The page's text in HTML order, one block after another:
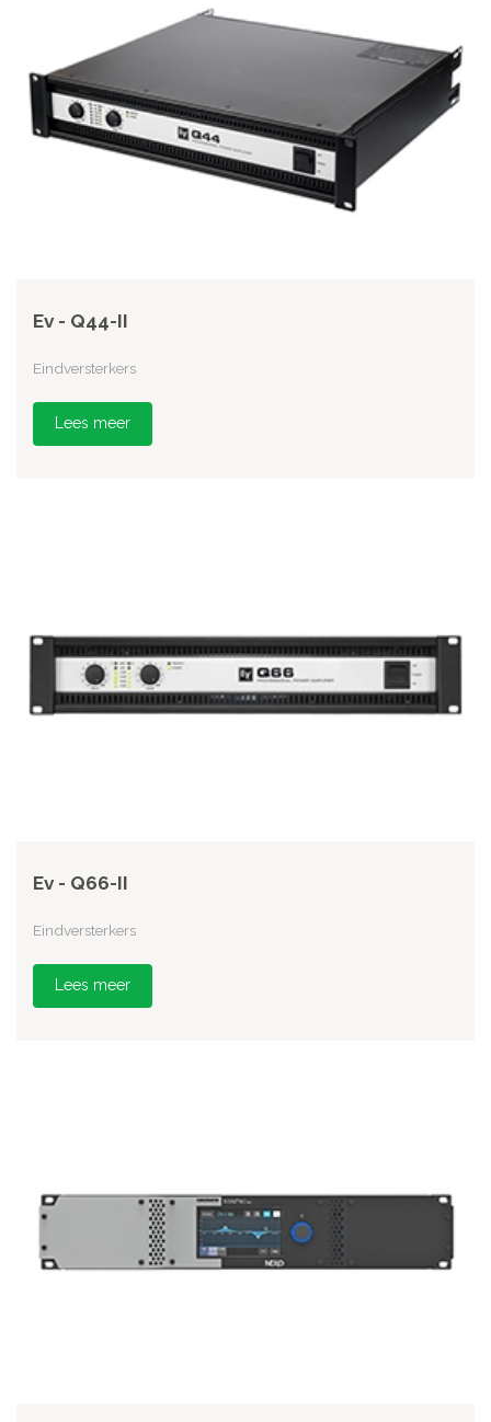
Ev - Q44-II
Eindversterkers
Lees meer
Ev - Q66-II
Eindversterkers
Lees meer